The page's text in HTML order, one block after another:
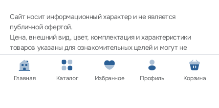
Наушники HiFiMan
Наушники HIPER Наушники Fostex
Наушники Accutone Наушники Grandstream
Наушники Colorful
Сайт носит информационный характер и не является
публичной офертой.
Цена, внешний вид, цвет, комплектация и характеристики
товаров указаны для ознакомительных целей и могут не
совпадать с соответствующими параметрами поставляемых
товаров - уточняйте информацию у менеджера при
оформлении заказа.
Главная Каталог Избранное Профиль Корзина